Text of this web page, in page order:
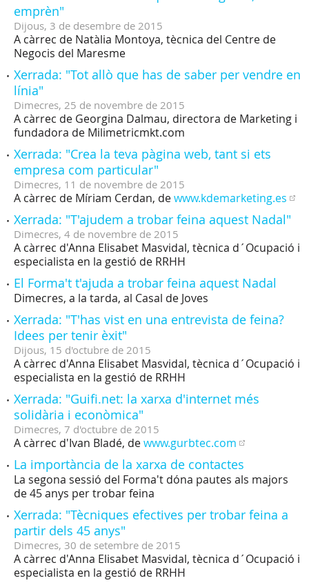
emprèn"
Dijous, 3 de desembre de 2015
A càrrec de Natàlia Montoya, tècnica del Centre de
Negocis del Maresme
Xerrada: "Tot allò que has de saber per vendre en
línia"
Dimecres, 25 de novembre de 2015
A càrrec de Georgina Dalmau, directora de Marketing i
fundadora de Milimetricmkt.com
Xerrada: "Crea la teva pàgina web, tant si ets
empresa com particular"
Dimecres, 11 de novembre de 2015
A càrrec de Míriam Cerdan, dewww.kdemarketing.es
Xerrada: "T'ajudem a trobar feina aquest Nadal"
Dimecres, 4 de novembre de 2015
A càrrec d'Anna Elisabet Masvidal, tècnica d´Ocupació i
especialista en la gestió de RRHH
El Forma't t'ajuda a trobar feina aquest Nadal
Dimecres, a la tarda, al Casal de Joves
Xerrada: "T'has vist en una entrevista de feina?
Idees per tenir èxit"
Dijous, 15 d'octubre de 2015
A càrrec d'Anna Elisabet Masvidal, tècnica d´Ocupació i
especialista en la gestió de RRHH
Xerrada: "Guifi.net: la xarxa d'internet més
solidària i econòmica"
Dimecres, 7 d'octubre de 2015
A càrrec d'Ivan Bladé, dewww.gurbtec.com
La importància de la xarxa de contactes
La segona sessió del Forma't dóna pautes als majors
de 45 anys per trobar feina
Xerrada: "Tècniques efectives per trobar feina a
partir dels 45 anys"
Dimecres, 30 de setembre de 2015
A càrrec d'Anna Elisabet Masvidal, tècnica d´Ocupació i
especialista en la gestió de RRHH